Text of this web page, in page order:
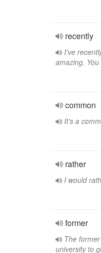
recently
I've
amazing.
common
It's a
rather
I would
former
The
university to